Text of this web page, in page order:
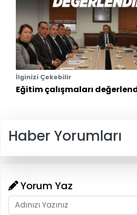
İlginizi Çekebilir
Eğitim çalışmaları
Haber Yorumları
Yorum Yaz